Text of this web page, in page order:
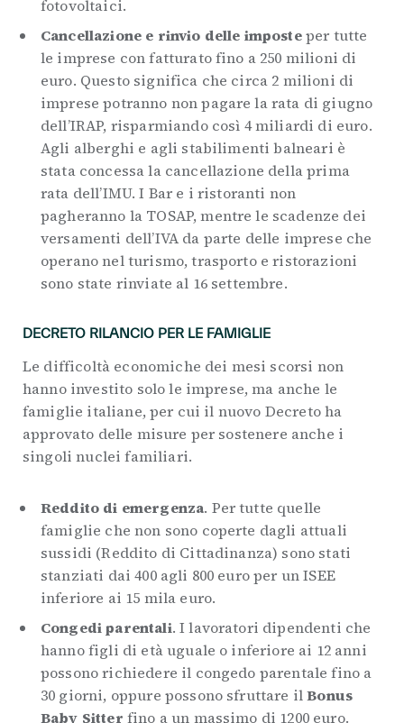
fotovoltaici.
Cancellazione e rinvio delle imposteper tutte
le imprese con fatturato fino a 250 milioni di
euro. Questo significa che circa 2 milioni di
imprese potranno non pagare la rata di giugno
dell’IRAP, risparmiando così 4 miliardi di euro.
Agli alberghi e agli stabilimenti balneari è
stata concessa la cancellazione della prima
rata dell’IMU. I Bar e i ristoranti non
pagheranno la TOSAP, mentre le scadenze dei
versamenti dell’IVA da parte delle imprese che
operano nel turismo, trasporto e ristorazioni
sono state rinviate al 16 settembre.
DECRETO RILANCIO PER LE FAMIGLIE
Le difficoltà economiche dei mesi scorsi non
hanno investito solo le imprese, ma anche le
famiglie italiane, per cui il nuovo Decreto ha
approvato delle misure per sostenere anche i
singoli nuclei familiari.
Reddito di emergenza. Per tutte quelle
famiglie che non sono coperte dagli attuali
sussidi (Reddito di Cittadinanza) sono stati
stanziati dai 400 agli 800 euro per un ISEE
inferiore ai 15 mila euro.
Congedi parentali. I lavoratori dipendenti che
hanno figli di età uguale o inferiore ai 12 anni
possono richiedere il congedo parentale fino a
30 giorni, oppure possono sfruttare ilBonus
Baby Sitter fino a un massimo di 1200 euro.